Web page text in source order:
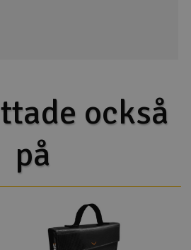
också
på